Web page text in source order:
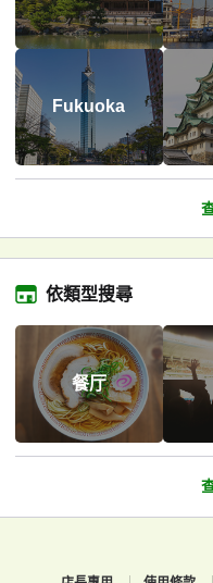
Fukuoka
依類型搜尋
餐厅